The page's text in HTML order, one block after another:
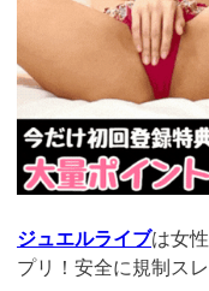
ジュエルライブは女
プリ！安全に規制ス